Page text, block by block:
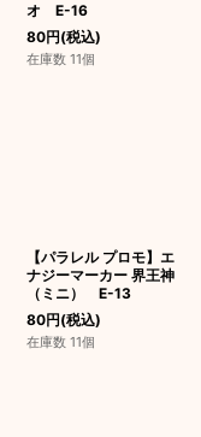
オ E-16
80円(税込)
在庫数 11個
【パラレル プロモ】エ
ナジーマーカー 界王神
（ミニ） E-13
80円(税込)
在庫数 11個